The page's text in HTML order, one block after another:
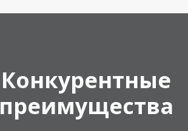
Конкурентные
преимущества